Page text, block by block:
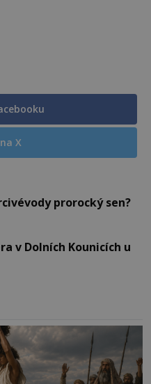
X
prorocký sen?
v Dolních Kounicích u